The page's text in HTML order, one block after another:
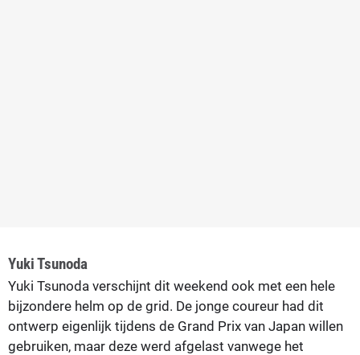
Yuki Tsunoda
Yuki Tsunoda verschijnt dit weekend ook met een hele
bijzondere helm op de grid. De jonge coureur had dit
ontwerp eigenlijk tijdens de Grand Prix van Japan willen
gebruiken, maar deze werd afgelast vanwege het